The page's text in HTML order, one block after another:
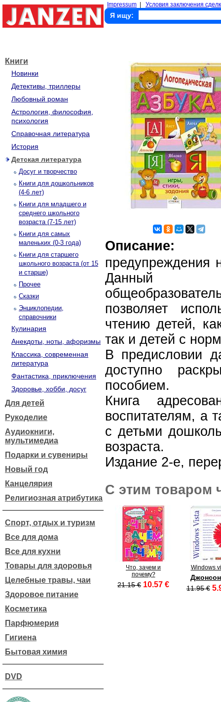
Impressum Условия заключения
Я ищу:
Книги
Новинки
Детективы, триллеры
Любовный роман
Астрология, философия,
психология
Справочная литература
История
Детская литература
Досуг и творчество
Книги для дошкольников
(4-6 лет)
Книги для младшего и
среднего школьного
возраста (7-15 лет)
Книги для самых
маленьких (0-3 года)
Книги для старшего
школьного возраста (от 15
и старше)
Прочее
Сказки
Энциклопедии,
справочники
Кулинария
Анекдоты, ноты, афоризмы
Классика, современная
литература
Фантастика, приключения
Здоровье, хобби, досуг
Для детей
Рукоделие
Аудиокниги,
мультимедиа
Подарки и сувениры
Новый год
Канцелярия
Религиозная атрибутика
Спорт, отдых и туризм
Все для дома
Все для кухни
Товары для здоровья
Целебные травы, чаи
Здоровое питание
Косметика
Парфюмерия
Гигиена
Бытовая химия
DVD
Описание:
предупреждения
Данный
позволяет
чтению детей,
так и детей с
В предисловии
доступно
пособием.
Книга
воспитателям, а
с детьми
возраста.
Издание 2-е,
С этим товаром
Что, зачем и
почему?
21.15 € 10.57 €
Windows
11.95 €